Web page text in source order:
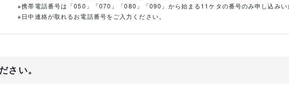
※携帯電話番号は「050」「070」「080」「090」から始まる11ケタの番号のみ申し込みい
※日中連絡が取れるお電話番号をご入力ください。
さい。